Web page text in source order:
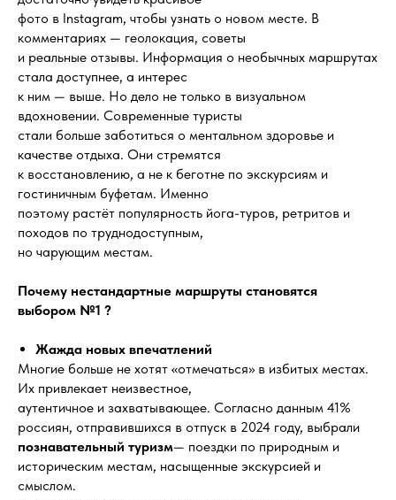
фото в Instagram, чтобы узнать о новом месте. В
комментариях — геолокация, советы
и реальные отзывы. Информация о необычных маршрутах
стала доступнее, а интерес
к ним — выше. Но дело не только в визуальном
вдохновении. Современные туристы
стали больше заботиться о ментальном здоровье и
качестве отдыха. Они стремятся
к восстановлению, а не к беготне по экскурсиям и
гостиничным буфетам. Именно
поэтому растёт популярность йога-туров, ретритов и
походов по труднодоступным,
но чарующим местам.
Почему нестандартные маршруты становятся
выбором №1 ?
Жажда новых впечатлений
Многие больше не хотят «отмечаться» в избитых местах.
Их привлекает неизвестное,
аутентичное и захватывающее. Согласно данным 41%
россиян, отправившихся в отпуск в 2024 году, выбрали
познавательный туризм— поездки по природным и
историческим местам, насыщенные экскурсией и
смыслом.